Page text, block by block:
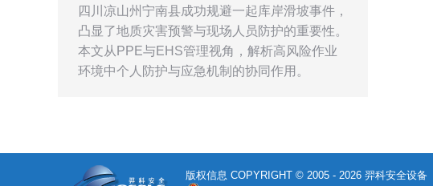
四川凉山州宁南县成功规避一起库岸滑坡事件，
凸显了地质灾害预警与现场人员防护的重要性。
本文从PPE与EHS管理视角，解析高风险作业
环境中个人防护与应急机制的协同作用。
版权信息 COPYRIGHT © 2005 - 2026 羿科安全设备